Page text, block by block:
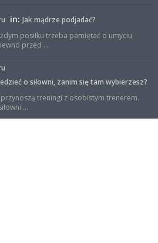
in: Jak mądrze podjadać?
posiłku trzeba pamiętać o umyciu
przed ...
o siłowni, zanim się tam wybierzesz?
treningi z osobistym trenerem.
...